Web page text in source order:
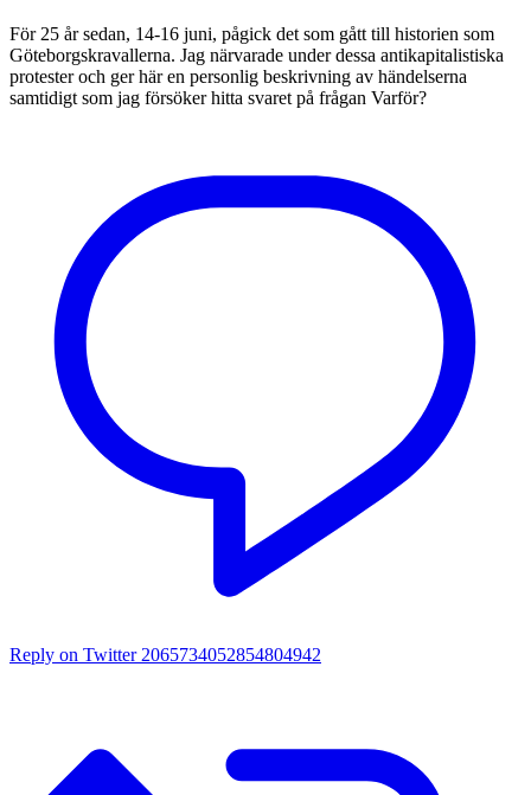
För 25 år sedan, 14-16 juni, pågick det som gått till historien som
Göteborgskravallerna. Jag närvarade under dessa antikapitalistiska
protester och ger här en personlig beskrivning av händelserna
samtidigt som jag försöker hitta svaret på frågan Varför?
Reply on Twitter 2065734052854804942